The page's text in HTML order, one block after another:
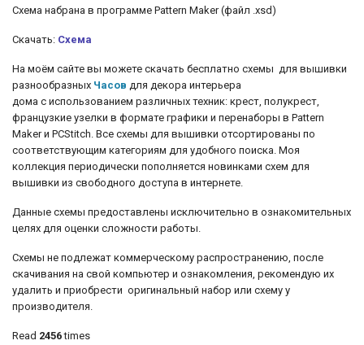
Cхема набрана в программе Pattern Maker (файл .xsd)
Скачать: Схема
На моём сайте вы можете скачать бесплатно схемы для вышивки
разнообразных Часов для декора интерьера
дома с использованием различных техник: крест, полукрест,
французкие узелки в формате графики и перенаборы в Pattern
Maker и PCStitch. Все схемы для вышивки отсортированы по
соответствующим категориям для удобного поиска. Моя
коллекция периодически пополняется новинками схем для
вышивки из свободного доступа в интернете.
Данные схемы предоставлены исключительно в ознакомительных
целях для оценки сложности работы.
Схемы не подлежат коммерческому распространению, после
скачивания на свой компьютер и ознакомления, рекомендую их
удалить и приобрести оригинальный набор или схему у
производителя.
Read 2456times